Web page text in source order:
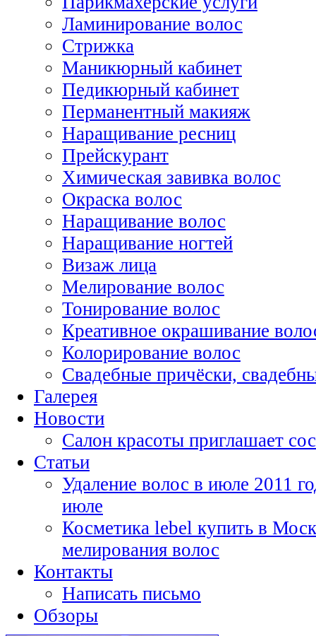
Ламинирование волос
Стрижка
Маникюрный кабинет
Педикюрный кабинет
Перманентный макияж
Наращивание ресниц
Прейскурант
Химическая завивка волос
Окраска волос
Наращивание волос
Наращивание ногтей
Визаж лица
Мелирование волос
Тонирование волос
Креативное окрашивание
Колорирование волос
Свадебные причёски,
Галерея
Новости
Салон красоты приглашает
Статьи
Удаление волос в июле 2011
июле
Косметика lebel купить в
мелирования волос
Контакты
Написать письмо
Обзоры